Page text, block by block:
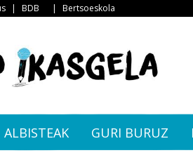
| BDB | Bertsoeskola
ALBISTEAK GURI BURUZ